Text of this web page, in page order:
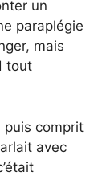
un
paraplégie
mais
tout
puis comprit
avec